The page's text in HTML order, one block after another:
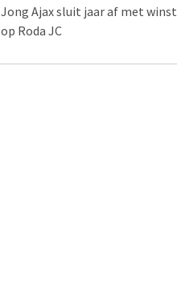
Jong Ajax sluit jaar af met winst
op Roda JC